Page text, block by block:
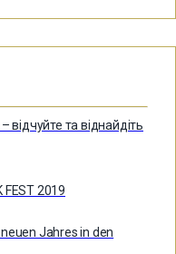
та віднайдіть
FEST 2019
neuen Jahres in den